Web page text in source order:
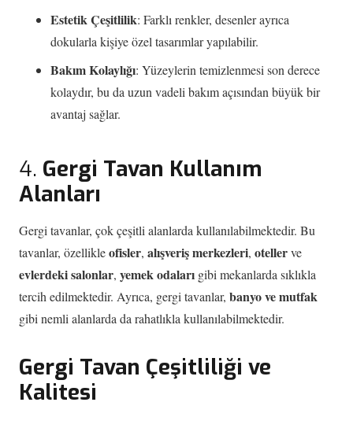
Estetik Çeşitlilik: Farklı renkler, desenler ayrıca
dokularla kişiye özel tasarımlar yapılabilir.
Bakım Kolaylığı: Yüzeylerin temizlenmesi son derece
kolaydır, bu da uzun vadeli bakım açısından büyük bir
avantaj sağlar.
4. Gergi Tavan Kullanım
Alanları
Gergi tavanlar, çok çeşitli alanlarda kullanılabilmektedir. Bu
tavanlar, özellikleofisler, alışveriş merkezleri, otellerve
evlerdeki salonlar, yemek odaları gibi mekanlarda sıklıkla
tercih edilmektedir. Ayrıca, gergi tavanlar, banyo ve mutfak
gibi nemli alanlarda da rahatlıkla kullanılabilmektedir.
Gergi Tavan Çeşitliliği ve
Kalitesi